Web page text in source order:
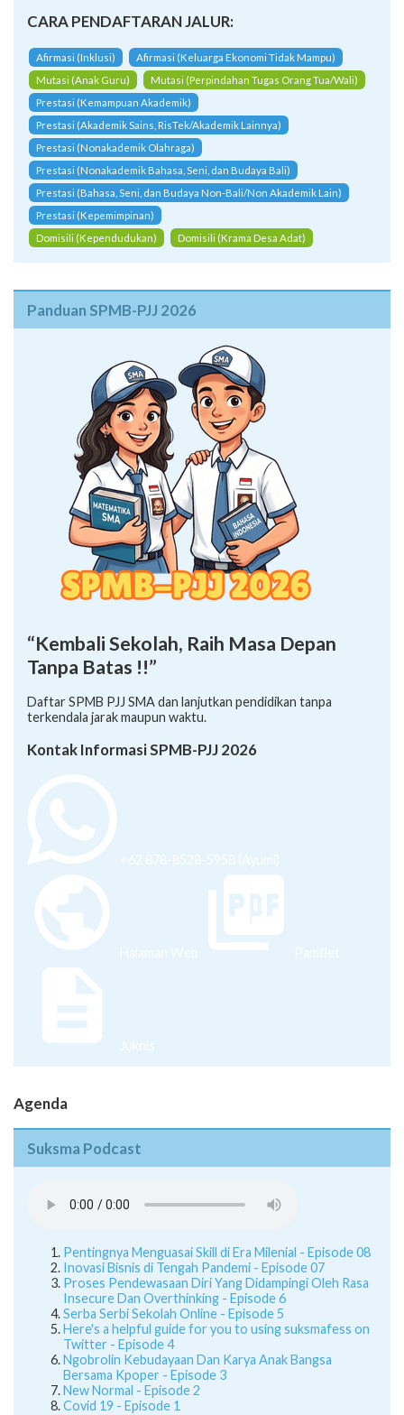
CARA PENDAFTARAN JALUR:
Afirmasi (Inklusi)
Afirmasi (Keluarga Ekonomi Tidak Mampu)
Mutasi (Anak Guru)
Mutasi (Perpindahan Tugas Orang Tua/Wali)
Prestasi (Kemampuan Akademik)
Prestasi (Akademik Sains, RisTek/Akademik Lainnya)
Prestasi (Nonakademik Olahraga)
Prestasi (Nonakademik Bahasa, Seni, dan Budaya Bali)
Prestasi (Bahasa, Seni, dan Budaya Non-Bali/Non Akademik Lain)
Prestasi (Kepemimpinan)
Domisili (Kependudukan)
Domisili (Krama Desa Adat)
Panduan SPMB-PJJ 2026
“Kembali Sekolah, Raih Masa Depan
Tanpa Batas !!”
Daftar SPMB PJJ SMA dan lanjutkan pendidikan tanpa
terkendala jarak maupun waktu.
Kontak Informasi SPMB-PJJ 2026
+62 878-8528-5958 (Ayumi)
Halaman Web Pamflet
Juknis
Agenda
Suksma Podcast
Pentingnya Menguasai Skill di Era Milenial - Episode 08
Inovasi Bisnis di Tengah Pandemi - Episode 07
Proses Pendewasaan Diri Yang Didampingi Oleh Rasa
Insecure Dan Overthinking - Episode 6
Serba Serbi Sekolah Online - Episode 5
Here's a helpful guide for you to using suksmafess on
Twitter - Episode 4
Ngobrolin Kebudayaan Dan Karya Anak Bangsa
Bersama Kpoper - Episode 3
New Normal - Episode 2
Covid 19 - Episode 1